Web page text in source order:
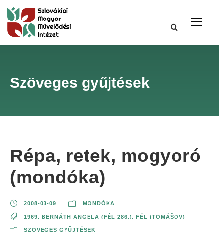
Szöveges gyűjtések
Répa, retek, mogyoró
(mondóka)
2008-03-09 MONDÓKA
1969, BERNÁTH ANGELA (FÉL 286.), FÉL (TOMÁŠOV)
SZÖVEGES GYŰJTÉSEK